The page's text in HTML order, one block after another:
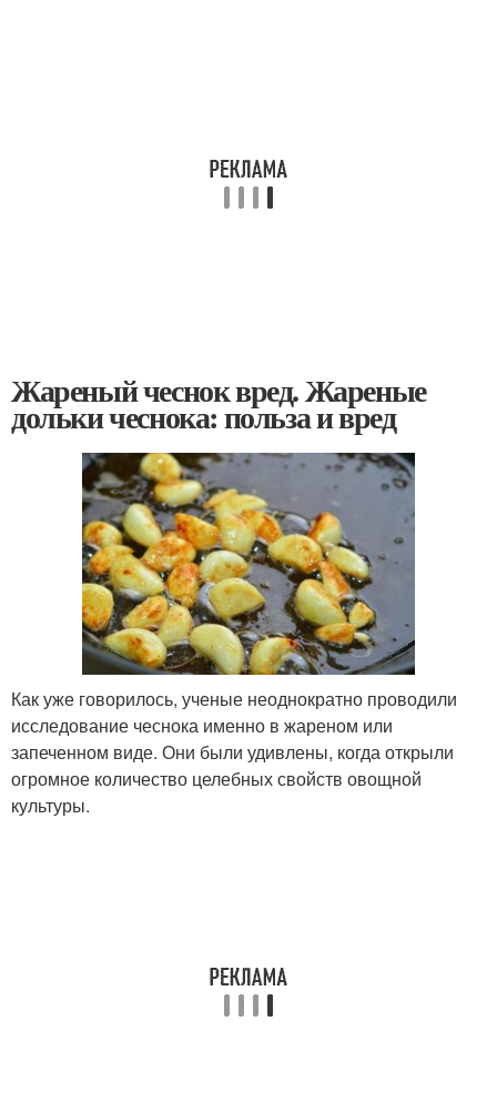
Жареный чеснок вред. Жареные
дольки чеснока: польза и вред
Как уже говорилось, ученые неоднократно проводили
исследование чеснока именно в жареном или
запеченном виде. Они были удивлены, когда открыли
огромное количество целебных свойств овощной
культуры.